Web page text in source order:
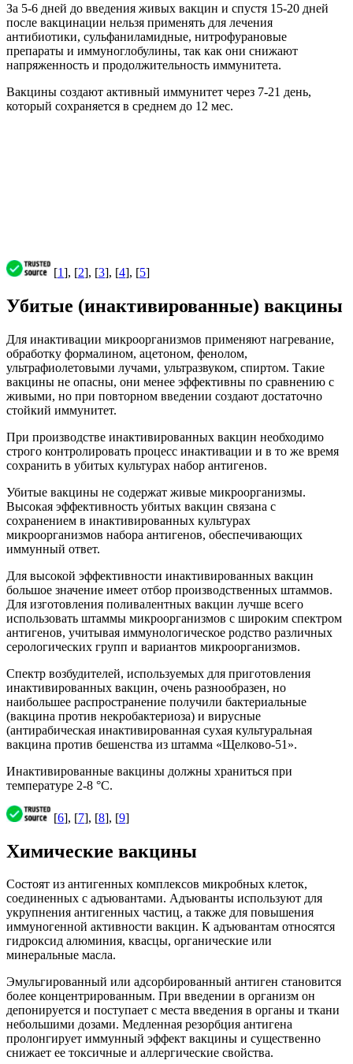
За 5-6 дней до введения живых вакцин и спустя 15-20 дней
после вакцинации нельзя применять для лечения
антибиотики, сульфаниламидные, нитрофурановые
препараты и иммуноглобулины, так как они снижают
напряженность и продолжительность иммунитета.
Вакцины создают активный иммунитет через 7-21 день,
который сохраняется в среднем до 12 мес.
[1], [2], [3], [4], [5]
Убитые (инактивированные) вакцины
Для инактивации микроорганизмов применяют нагревание,
обработку формалином, ацетоном, фенолом,
ультрафиолетовыми лучами, ультразвуком, спиртом. Такие
вакцины не опасны, они менее эффективны по сравнению с
живыми, но при повторном введении создают достаточно
стойкий иммунитет.
При производстве инактивированных вакцин необходимо
строго контролировать процесс инактивации и в то же время
сохранить в убитых культурах набор антигенов.
Убитые вакцины не содержат живые микроорганизмы.
Высокая эффективность убитых вакцин связана с
сохранением в инактивированных культурах
микроорганизмов набора антигенов, обеспечивающих
иммунный ответ.
Для высокой эффективности инактивированных вакцин
большое значение имеет отбор производственных штаммов.
Для изготовления поливалентных вакцин лучше всего
использовать штаммы микроорганизмов с широким спектром
антигенов, учитывая иммунологическое родство различных
серологических групп и вариантов микроорганизмов.
Спектр возбудителей, используемых для приготовления
инактивированных вакцин, очень разнообразен, но
наибольшее распространение получили бактериальные
(вакцина против некробактериоза) и вирусные
(антирабическая инактивированная сухая культуральная
вакцина против бешенства из штамма «Щелково-51».
Инактивированные вакцины должны храниться при
температуре 2-8 °С.
[6], [7], [8], [9]
Химические вакцины
Состоят из антигенных комплексов микробных клеток,
соединенных с адъювантами. Адъюванты используют для
укрупнения антигенных частиц, а также для повышения
иммуногенной активности вакцин. К адъювантам относятся
гидроксид алюминия, квасцы, органические или
минеральные масла.
Эмульгированный или адсорбированный антиген становится
более концентрированным. При введении в организм он
депонируется и поступает с места введения в органы и ткани
небольшими дозами. Медленная резорбция антигена
пролонгирует иммунный эффект вакцины и существенно
снижает ее токсичные и аллергические свойства.